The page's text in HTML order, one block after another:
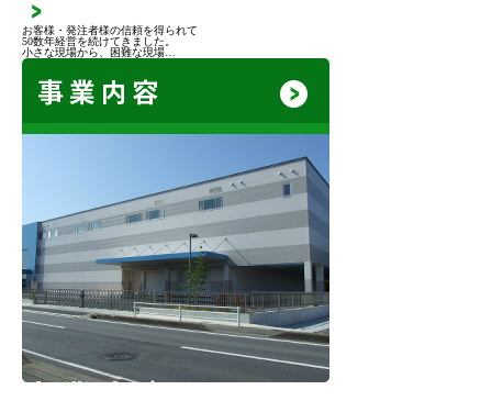
お客様・発注者様の信頼を得られて
50数年経営を続けてきました。
小さな現場から、困難な現場…